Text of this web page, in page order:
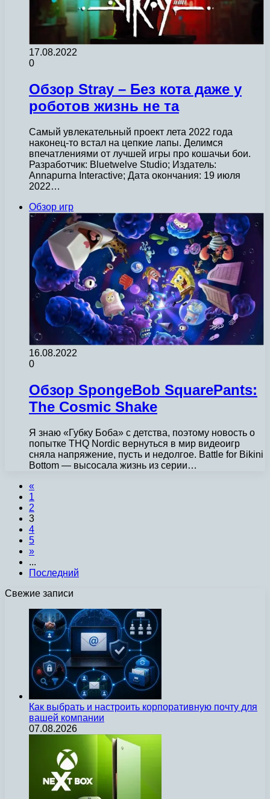
17.08.2022
0
Обзор Stray – Без кота даже у
роботов жизнь не та
Самый увлекательный проект лета 2022 года
наконец-то встал на цепкие лапы. Делимся
впечатлениями от лучшей игры про кошачьи бои.
Разработчик: Bluetwelve Studio; Издатель:
Annapurna Interactive; Дата окончания: 19 июля
2022…
Обзор игр
16.08.2022
0
Обзор SpongeBob SquarePants:
The Cosmic Shake
Я знаю «Губку Боба» с детства, поэтому новость о
попытке THQ Nordic вернуться в мир видеоигр
сняла напряжение, пусть и недолгое. Battle for Bikini
Bottom — высосала жизнь из серии…
«
1
2
3
4
5
»
...
Последний
Свежие записи
Как выбрать и настроить корпоративную почту для
вашей компании
07.08.2026